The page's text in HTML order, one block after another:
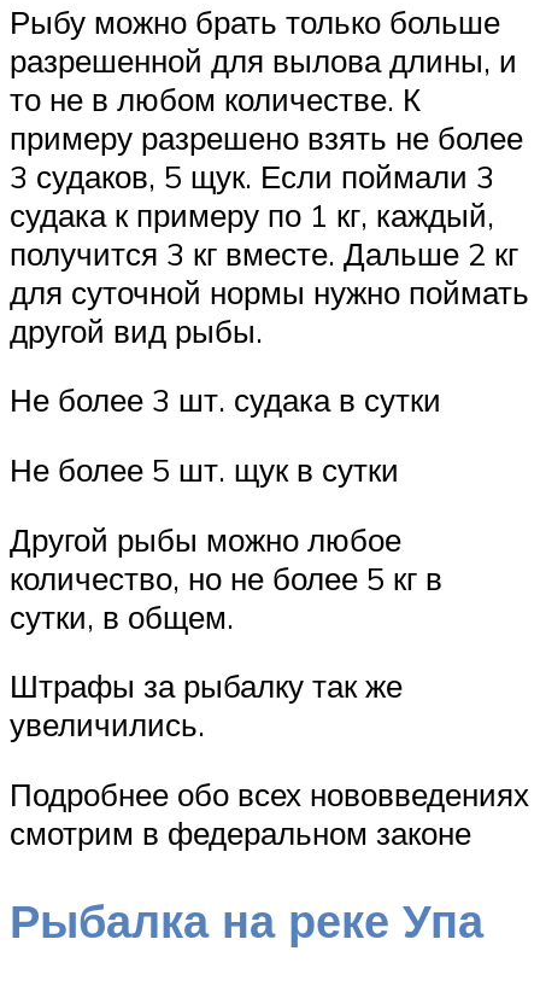
Рыбу можно брать только больше
разрешенной для вылова длины, и
то не в любом количестве. К
примеру разрешено взять не более
3 судаков, 5 щук. Если поймали 3
судака к примеру по 1 кг, каждый,
получится 3 кг вместе. Дальше 2 кг
для суточной нормы нужно поймать
другой вид рыбы.
Не более 3 шт. судака в сутки
Не более 5 шт. щук в сутки
Другой рыбы можно любое
количество, но не более 5 кг в
сутки, в общем.
Штрафы за рыбалку так же
увеличились.
Подробнее обо всех нововведениях
смотрим в федеральном законе
Рыбалка на реке Упа